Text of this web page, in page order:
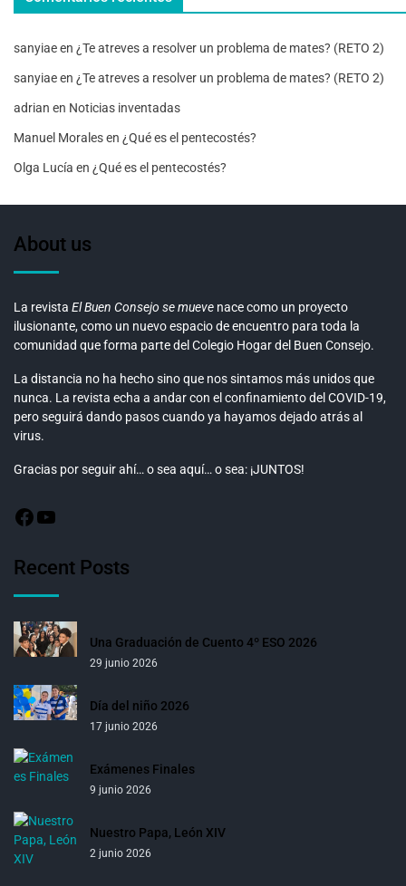
sanyiaeen ¿Te atreves a resolver un problema de mates? (RETO 2)
sanyiaeen ¿Te atreves a resolver un problema de mates? (RETO 2)
adrian en Noticias inventadas
Manuel Moralesen ¿Qué es el pentecostés?
Olga Lucía en ¿Qué es el pentecostés?
About us
La revista El Buen Consejo se mueve nace como un proyecto
ilusionante, como un nuevo espacio de encuentro para toda la
comunidad que forma parte del Colegio Hogar del Buen Consejo.
La distancia no ha hecho sino que nos sintamos más unidos que
nunca. La revista echa a andar con el confinamiento del COVID-19,
pero seguirá dando pasos cuando ya hayamos dejado atrás al
virus.
Gracias por seguir ahí… o sea aquí… o sea: ¡JUNTOS!
Recent Posts
Una Graduación de Cuento 4º ESO 2026
29 junio 2026
Día del niño 2026
17 junio 2026
Exámenes Finales
9 junio 2026
Nuestro Papa, León XIV
2 junio 2026